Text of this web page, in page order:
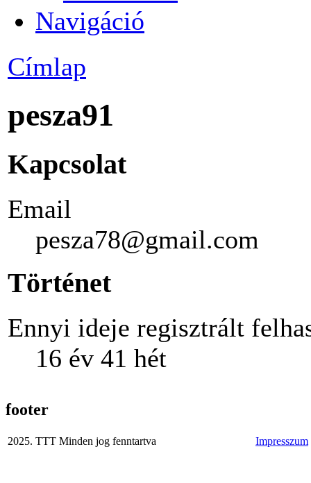
Navigáció
Címlap
pesza91
Kapcsolat
Email
pesza78@gmail.com
Történet
Ennyi ideje regisztrált
16 év 41 hét
footer
2025. TTT Minden jog fenntartva Impresszum